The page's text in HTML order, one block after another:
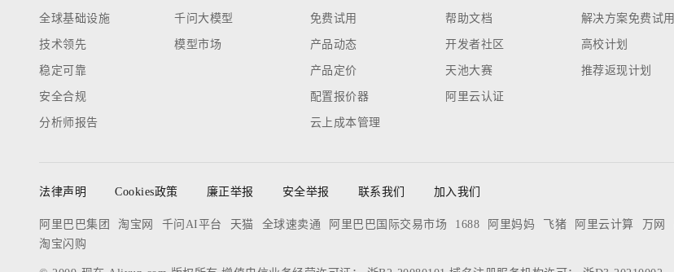
全球基础设施
技术领先
稳定可靠
安全合规
分析师报告
千问大模型
模型市场
免费试用
产品动态
产品定价
配置报价器
云上成本管理
帮助文档
开发者社区
天池大赛
阿里云认证
解决方案免费试用
高校计划
推荐返现计划
法律声明 Cookies政策 廉正举报 安全举报 联系我们 加入我们
阿里巴巴集团 淘宝网 千问AI平台 天猫 全球速卖通 阿里巴巴国际交易市场 1688 阿里妈妈 飞猪 阿里云计算 万网
淘宝闪购